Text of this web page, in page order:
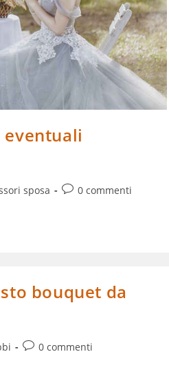
eventuali
sposa
Commenti
0 commenti
bouquet da
Commenti
0 commenti